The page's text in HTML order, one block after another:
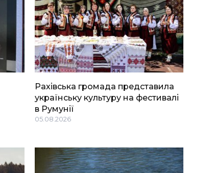
Рахівська громада представила
українську культуру на фестивалі
в Румунії
05.08.2026